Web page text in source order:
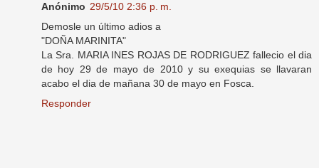
Anónimo 29/5/10 2:36 p. m.
Demosle un último adios a
"DOÑA MARINITA"
La Sra. MARIA INES ROJAS DE RODRIGUEZ fallecio el dia
de hoy 29 de mayo de 2010 y su exequias se llavaran
acabo el dia de mañana 30 de mayo en Fosca.
Responder